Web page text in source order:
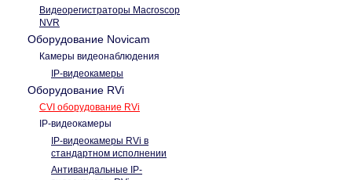
Видеорегистраторы Macroscop
NVR
Оборудование Novicam
Камеры видеонаблюдения
IP-видеокамеры
Оборудование RVi
CVI оборудование RVi
IP-видеокамеры
IP-видеокамеры RVi в
стандартном исполнении
Антивандальные IP-